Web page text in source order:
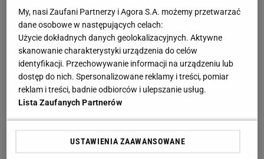
letniej przerwie. Mówi, co pomogło jej
przełamać strach
MATERIAŁ PROMOCYJNY
Chrupiące z zewnątrz, miękkie w środku. Włosi
mają na to prosty sposób
Nie robię już zapiekanki z cukinii. Ten patent
jest o niebo lepszy
My, nasi Zaufani Partnerzy i Agora S.A. możemy przetwarzać
dane osobowe w następujących celach:
Użycie dokładnych danych geolokalizacyjnych. Aktywne
skanowanie charakterystyki urządzenia do celów
identyfikacji. Przechowywanie informacji na urządzeniu lub
dostęp do nich. Spersonalizowane reklamy i treści, pomiar
reklam i treści, badnie odbiorców i ulepszanie usług.
Lista Zaufanych Partnerów
USTAWIENIA ZAAWANSOWANE